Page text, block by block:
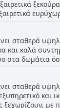
και άνετη
και
κρεβατιών
κρεβάτι έχει
στην άνεση
σταθερά
και καλά
στα δωμάτια
υπέροχη
δωματίου, η
μια
σταθερά
και
ξεχωρίζουν,